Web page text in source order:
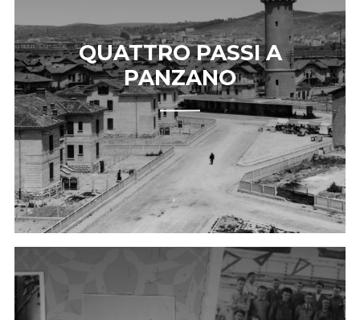
QUATTRO PASSI A
PANZANO